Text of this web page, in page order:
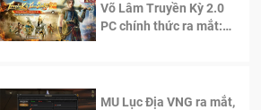
Võ Lâm Truyền Kỳ 2.0
PC chính thức ra mắt:
MU Lục Địa VNG ra mắt,